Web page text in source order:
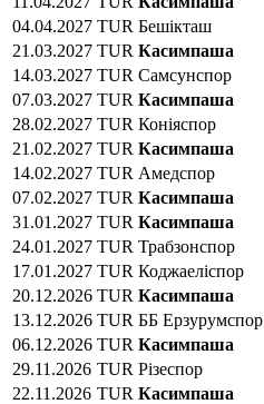
04.04.2027 TUR Бешікташ
21.03.2027 TUR Касимпаша
14.03.2027 TUR Самсунспор
07.03.2027 TUR Касимпаша
28.02.2027 TUR Коніяспор
21.02.2027 TUR Касимпаша
14.02.2027 TUR Амедспор
07.02.2027 TUR Касимпаша
31.01.2027 TUR Касимпаша
24.01.2027 TUR Трабзонспор
17.01.2027 TUR Коджаеліспор
20.12.2026 TUR Касимпаша
13.12.2026 TUR ББ Ерзурумспор
06.12.2026 TUR Касимпаша
29.11.2026 TUR Різеспор
22.11.2026 TUR Касимпаша